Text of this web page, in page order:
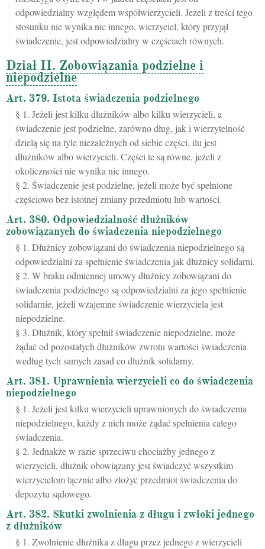
odpowiedzialny względem współwierzycieli. Jeżeli z treści tego
stosunku nie wynika nic innego, wierzyciel, który przyjął
świadczenie, jest odpowiedzialny w częściach równych.
Dział II. Zobowiązania podzielne i
niepodzielne
Art. 379. Istota świadczenia podzielnego
§ 1. Jeżeli jest kilku dłużników albo kilku wierzycieli, a
świadczenie jest podzielne, zarówno dług, jak i wierzytelność
dzielą się na tyle niezależnych od siebie części, ilu jest
dłużników albo wierzycieli. Części te są równe, jeżeli z
okoliczności nie wynika nic innego.
§ 2. Świadczenie jest podzielne, jeżeli może być spełnione
częściowo bez istotnej zmiany przedmiotu lub wartości.
Art. 380. Odpowiedzialność dłużników
zobowiązanych do świadczenia niepodzielnego
§ 1. Dłużnicy zobowiązani do świadczenia niepodzielnego są
odpowiedzialni za spełnienie świadczenia jak dłużnicy solidarni.
§ 2. W braku odmiennej umowy dłużnicy zobowiązani do
świadczenia podzielnego są odpowiedzialni za jego spełnienie
solidarnie, jeżeli wzajemne świadczenie wierzyciela jest
niepodzielne.
§ 3. Dłużnik, który spełnił świadczenie niepodzielne, może
żądać od pozostałych dłużników zwrotu wartości świadczenia
według tych samych zasad co dłużnik solidarny.
Art. 381. Uprawnienia wierzycieli co do świadczenia
niepodzielnego
§ 1. Jeżeli jest kilku wierzycieli uprawnionych do świadczenia
niepodzielnego, każdy z nich może żądać spełnienia całego
świadczenia.
§ 2. Jednakże w razie sprzeciwu chociażby jednego z
wierzycieli, dłużnik obowiązany jest świadczyć wszystkim
wierzycielom łącznie albo złożyć przedmiot świadczenia do
depozytu sądowego.
Art. 382. Skutki zwolnienia z długu i zwłoki jednego
z dłużników
§ 1. Zwolnienie dłużnika z długu przez jednego z wierzycieli